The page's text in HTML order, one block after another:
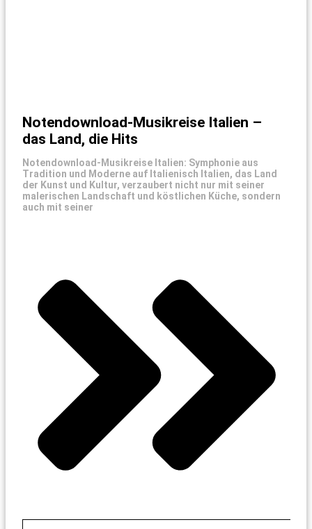
Notendownload-Musikreise Italien –
das Land, die Hits
Notendownload-Musikreise Italien: Symphonie aus
Tradition und Moderne auf Italienisch Italien, das Land
der Kunst und Kultur, verzaubert nicht nur mit seiner
malerischen Landschaft und köstlichen Küche, sondern
auch mit seiner